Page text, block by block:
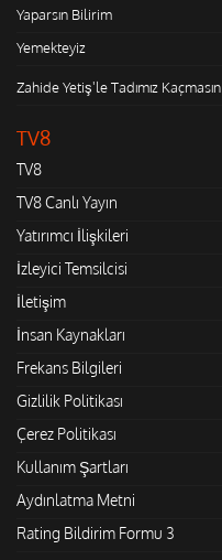
Yaparsın Bilirim
Yemekteyiz
Zahide Yetiş'le Tadımız Kaçmasın
TV8
TV8
TV8 Canlı Yayın
Yatırımcı İlişkileri
İzleyici Temsilcisi
İletişim
İnsan Kaynakları
Frekans Bilgileri
Gizlilik Politikası
Çerez Politikası
Kullanım Şartları
Aydınlatma Metni
Rating Bildirim Formu 3